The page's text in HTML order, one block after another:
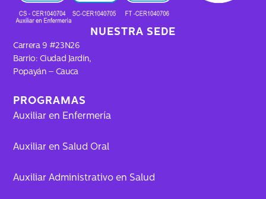
PROGRAMAS
Auxiliar en Enfermería
Auxiliar en Salud Oral
Auxiliar Administrativo en Salud
NUESTRA SEDE
Carrera 9 #23N26
Barrio: Ciudad Jardín,
Popayán – Cauca